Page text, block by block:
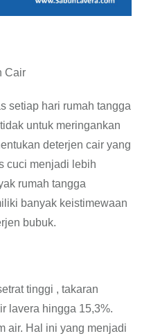
Cair
setiap hari rumah tangga
untuk meringankan
deterjen cair yang
cuci menjadi lebih
rumah tangga
banyak keistimewaan
bubuk.
tinggi , takaran
lavera hingga 15,3%.
air. Hal ini yang menjadi